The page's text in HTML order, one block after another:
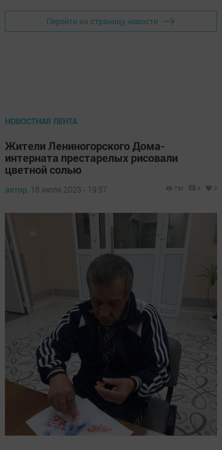
Перейти на страницу новости
НОВОСТНАЯ ЛЕНТА
Жители Лениногорского Дома-
интерната престарелых рисовали
цветной солью
автор, 18 июля 2023 - 19:57 730 0 0